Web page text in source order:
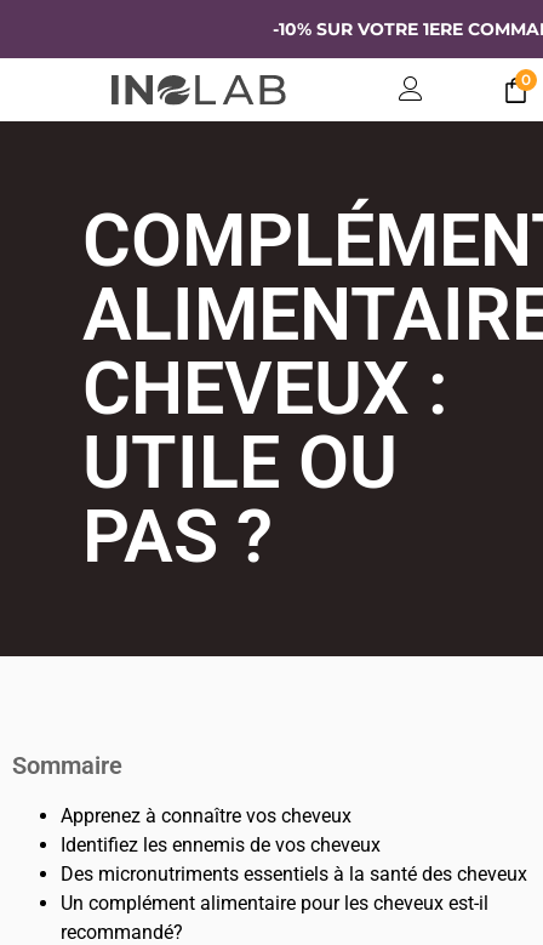
-10% SUR VOTRE 1ERE COMMANDE
0
CHEVEUX :
UTILE OU
PAS ?
Sommaire
Apprenez à connaître vos cheveux
Identifiez les ennemis de vos cheveux
Des micronutriments essentiels à la santé des cheveux
Un complément alimentaire pour les cheveux est-il
recommandé?